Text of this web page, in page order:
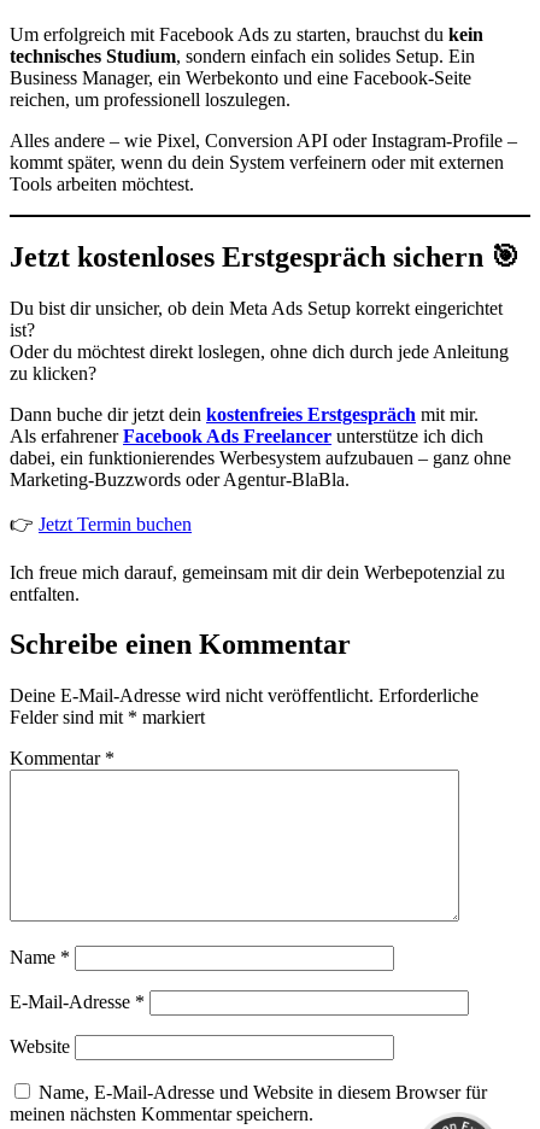
Um erfolgreich mit Facebook Ads zu starten, brauchst du kein
technisches Studium, sondern einfach ein solides Setup. Ein
Business Manager, ein Werbekonto und eine Facebook-Seite
reichen, um professionell loszulegen.
Alles andere – wie Pixel, Conversion API oder Instagram-Profile –
kommt später, wenn du dein System verfeinern oder mit externen
Tools arbeiten möchtest.
Jetzt kostenloses Erstgespräch sichern 🎯
Du bist dir unsicher, ob dein Meta Ads Setup korrekt eingerichtet
ist?
Oder du möchtest direkt loslegen, ohne dich durch jede Anleitung
zu klicken?
Dann buche dir jetzt dein kostenfreies Erstgespräch mit mir.
Als erfahrenerFacebook Ads Freelancer unterstütze ich dich
dabei, ein funktionierendes Werbesystem aufzubauen – ganz ohne
Marketing-Buzzwords oder Agentur-BlaBla.
👉 Jetzt Termin buchen
Ich freue mich darauf, gemeinsam mit dir dein Werbepotenzial zu
entfalten.
Schreibe einen Kommentar
Deine E-Mail-Adresse wird nicht veröffentlicht. Erforderliche
Felder sind mit * markiert
Kommentar *
Name *
E-Mail-Adresse *
Website
Name, E-Mail-Adresse und Website in diesem Browser für
meinen nächsten Kommentar speichern.
100
%
Empfehlungen auf